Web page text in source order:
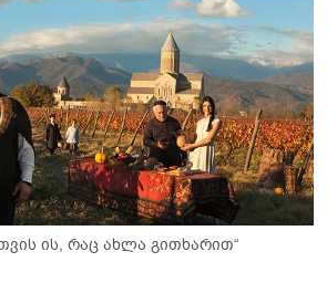
ის, რაც ახლა გითხარით“